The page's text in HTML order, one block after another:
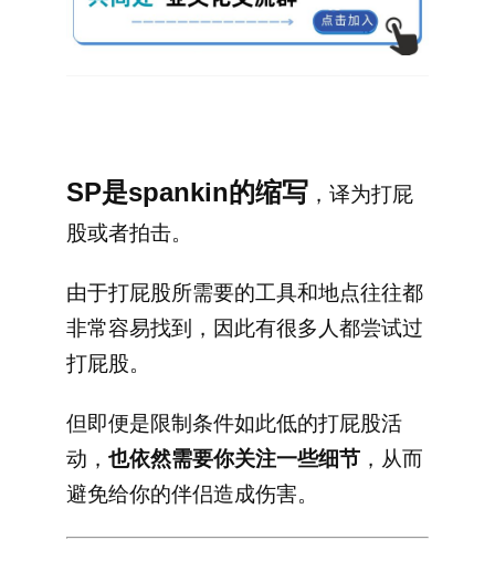
SP是spankin的缩写 ，译为打屁
股或者拍击。
由于打屁股所需要的工具和地点往往都
非常容易找到，因此有很多人都尝试过
打屁股。
但即便是限制条件如此低的打屁股活
动， 也依然需要你关注一些细节 ，从而
避免给你的伴侣造成伤害。